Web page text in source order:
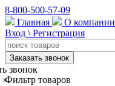
8-800-500-57-09
Главная
О компании
Вход \ Регистрация
Заказать звонок
звонок
×Фильтр товаров